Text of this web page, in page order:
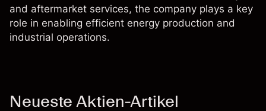
and aftermarket services, the company plays a key
role in enabling efficient energy production and
industrial operations.
Neueste Aktien-Artikel